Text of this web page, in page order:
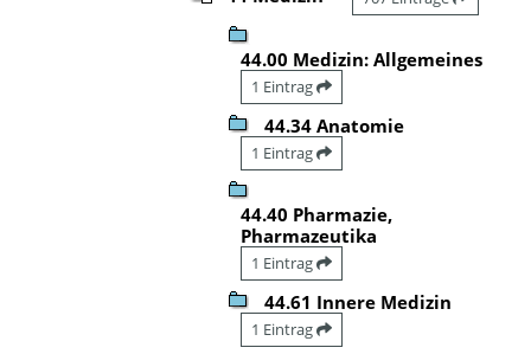
44.00 Medizin: Allgemeines
1 Eintrag
44.34 Anatomie
1 Eintrag
44.40 Pharmazie,
Pharmazeutika
1 Eintrag
44.61 Innere Medizin
1 Eintrag